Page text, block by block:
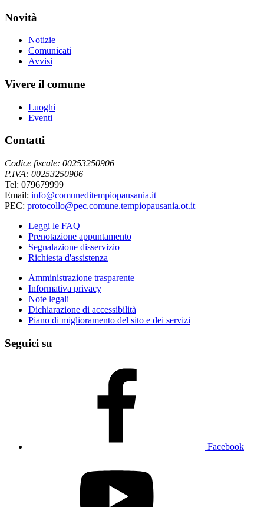
Novità
Notizie
Comunicati
Avvisi
Vivere il comune
Luoghi
Eventi
Contatti
Codice fiscale: 00253250906
P.IVA: 00253250906
Tel: 079679999
Email: info@comuneditempiopausania.it
PEC: protocollo@pec.comune.tempiopausania.ot.it
Leggi le FAQ
Prenotazione appuntamento
Segnalazione disservizio
Richiesta d'assistenza
Amministrazione trasparente
Informativa privacy
Note legali
Dichiarazione di accessibilità
Piano di miglioramento del sito e dei servizi
Seguici su
Facebook